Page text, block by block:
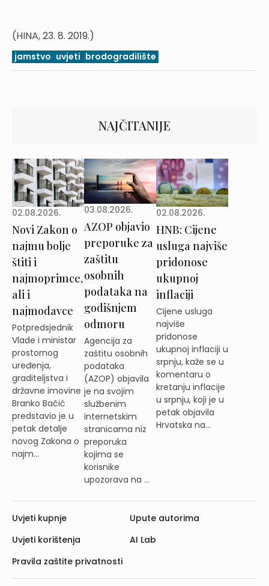
(HINA, 23. 8. 2019.)
jamstvo uvjeti brodogradilište
NAJČITANIJE
02.08.2026.
Novi Zakon o
najmu bolje
štiti i
najmoprimce,
ali i
najmodavce
Potpredsjednik
Vlade i ministar
prostornog
uređenja,
graditeljstva i
državne imovine
Branko Bačić
predstavio je u
petak detalje
novog Zakona o
najm...
03.08.2026.
AZOP objavio
preporuke za
zaštitu
osobnih
podataka na
godišnjem
odmoru
Agencija za
zaštitu osobnih
podataka
(AZOP) objavila
je na svojim
službenim
internetskim
stranicama niz
preporuka
kojima se
korisnike
upozorava na ...
02.08.2026.
HNB: Cijene
usluga najviše
pridonose
ukupnoj
inflaciji
Cijene usluga
najviše
pridonose
ukupnoj inflaciji u
srpnju, kaže se u
komentaru o
kretanju inflacije
u srpnju, koji je u
petak objavila
Hrvatska na...
Uvjeti kupnje
Uvjeti korištenja
Pravila zaštite privatnosti
Upute autorima
AI Lab